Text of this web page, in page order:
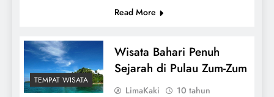
Read More
TEMPAT WISATA
Wisata Bahari Penuh
Sejarah di Pulau Zum-Zum
LimaKaki
10 tahun